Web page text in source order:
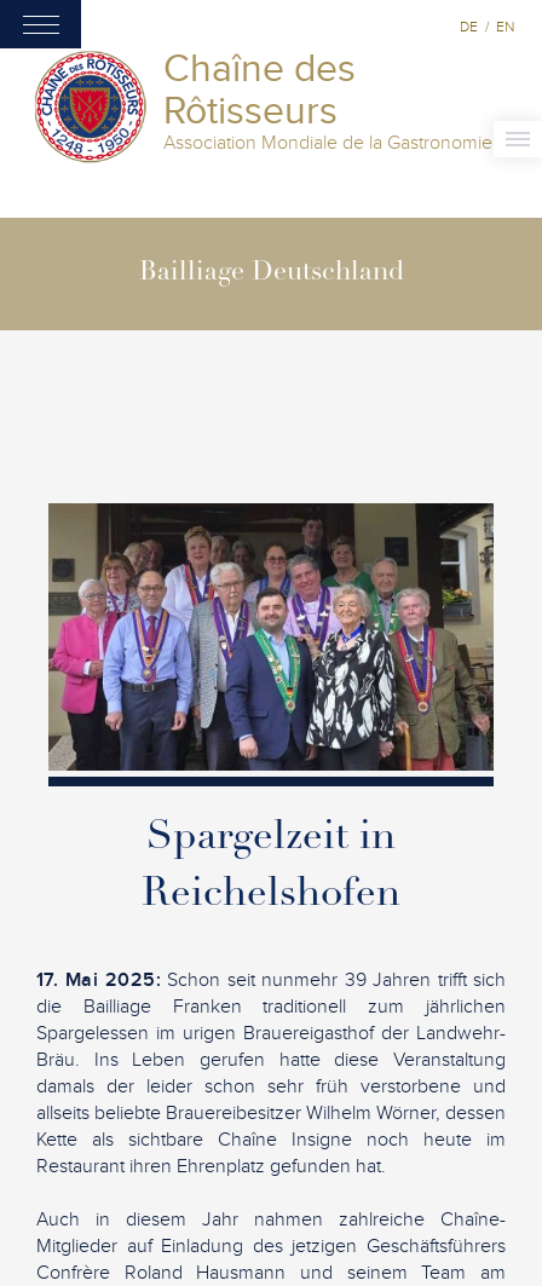
Chaîne des
Rôtisseurs
Association Mondiale de la Gastronomie
DE / EN
Bailliage Deutschland
Spargelzeit in
Reichelshofen
17. Mai 2025: Schon seit nunmehr 39 Jahren trifft sich
die Bailliage Franken traditionell zum jährlichen
Spargelessen im urigen Brauereigasthof der Landwehr-
Bräu. Ins Leben gerufen hatte diese Veranstaltung
damals der leider schon sehr früh verstorbene und
allseits beliebte Brauereibesitzer Wilhelm Wörner, dessen
Kette als sichtbare Chaîne Insigne noch heute im
Restaurant ihren Ehrenplatz gefunden hat.
Auch in diesem Jahr nahmen zahlreiche Chaîne-
Mitglieder auf Einladung des jetzigen Geschäftsführers
Confrère Roland Hausmann und seinem Team am